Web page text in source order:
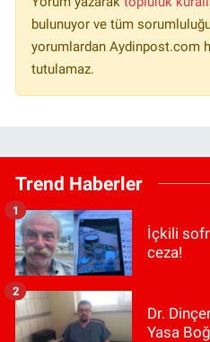
bulunuyor ve tüm
yorumlardan Aydinpost.com
tutulamaz.
Trend Haberler
İçkili
ceza!
1
Dr.
Yasa
2